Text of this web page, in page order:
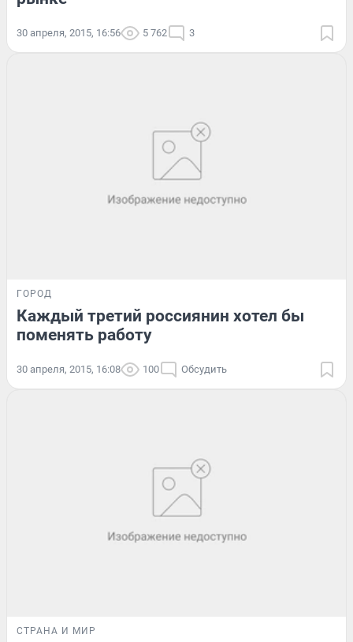
30 апреля, 2015, 16:56 5 762 3
ГОРОД
Каждый третий россиянин хотел бы
поменять работу
30 апреля, 2015, 16:08 100 Обсудить
СТРАНА И МИР